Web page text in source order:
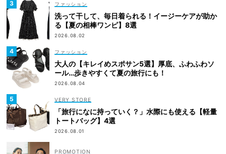
ファッション
洗って干して、毎日着られる！イージーケアが助か
る【夏の相棒ワンピ】8選
2026.08.02
ファッション
大人の【キレイめスポサン5選】厚底、ふわふわソ
ール…歩きやすくて夏の旅行にも！
2026.08.04
VERY STORE
「旅行になに持っていく？」水際にも使える【軽量
トートバッグ】4選
2026.08.01